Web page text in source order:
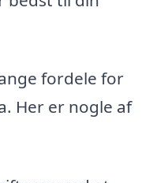
fordele for
Her er nogle af